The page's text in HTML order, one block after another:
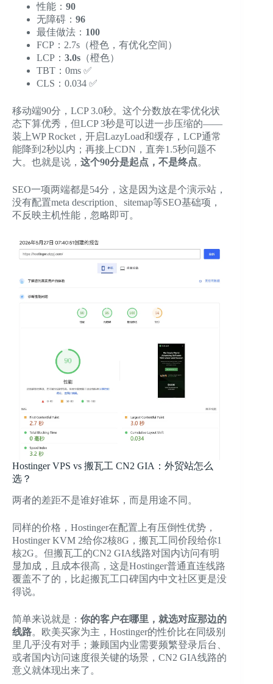
性能： 90
无障碍： 96
最佳做法： 100
FCP：2.7s（橙色，有优化空间）
LCP： 3.0s （橙色）
TBT：0ms ✅
CLS：0.034 ✅
移动端90分，LCP 3.0秒。这个分数放在零优化状
态下算优秀，但LCP 3秒是可以进一步压缩的——
装上WP Rocket，开启LazyLoad和缓存，LCP通常
能降到2秒以内；再接上CDN，直奔1.5秒问题不
大。也就是说， 这个90分是起点，不是终点。
SEO一项两端都是54分，这是因为这是个演示站，
没有配置meta description、sitemap等SEO基础项，
不反映主机性能，忽略即可。
Hostinger VPS vs 搬瓦工 CN2 GIA：外贸站怎么
选？
两者的差距不是谁好谁坏，而是用途不同。
同样的价格，Hostinger在配置上有压倒性优势，
Hostinger KVM 2给你2核8G，搬瓦工同价段给你1
核2G。但搬瓦工的CN2 GIA线路对国内访问有明
显加成，且成本很高，这是Hostinger普通直连线路
覆盖不了的，比起搬瓦工口碑国内中文社区更是没
得说。
简单来说就是： 你的客户在哪里，就选对应那边的
线路。欧美买家为主，Hostinger的性价比在同级别
里几乎没有对手；兼顾国内业需要频繁登录后台、
或者国内访问速度很关键的场景，CN2 GIA线路的
意义就体现出来了。